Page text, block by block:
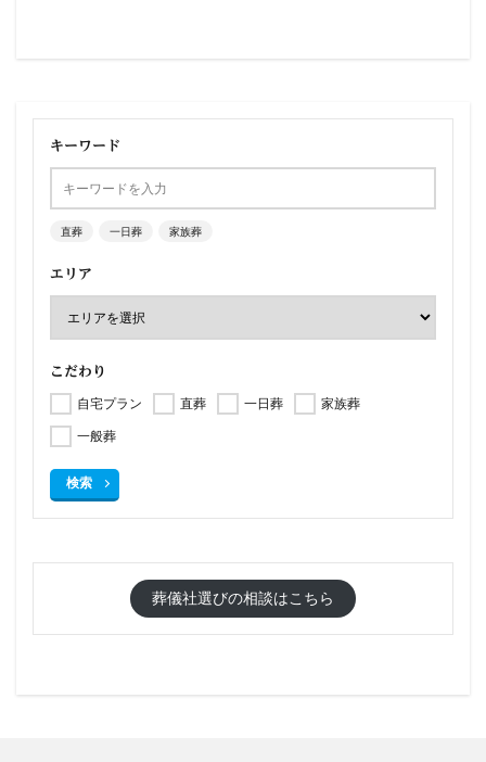
キーワード
直葬 一日葬 家族葬
エリア
こだわり
自宅プラン 直葬 一日葬
家族葬
一般葬
検索
葬儀社選びの相談はこちら